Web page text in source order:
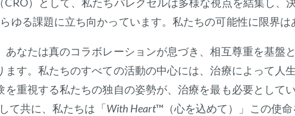
ゆる課題に立ち向かっています。私たちの可能性に限界は
あなたは真のコラボレーションが息づき、相互尊重を基盤
ます。私たちのすべての活動の中心には、治療によって人
を重視する私たちの独自の姿勢が、治療を最も必要として
て共に、私たちは「With Heart™（心を込めて）」この使